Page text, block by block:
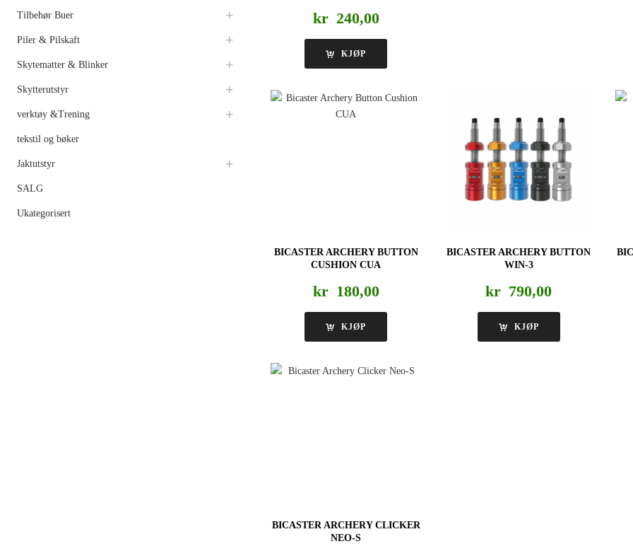
kr 240,00
KJØP
BICASTER ARCHERY BUTTON
CUSHION CUA
kr 180,00
KJØP
BICASTER ARCHERY BUTTON
WIN-3
kr 790,00
KJØP
BICASTER ARCHERY CLICKER
NEO-S
Tilbehør Buer
Piler & Pilskaft
Skytematter & Blinker
Skytterutstyr
verktøy &Trening
tekstil og bøker
Jaktutstyr
SALG
Ukategorisert